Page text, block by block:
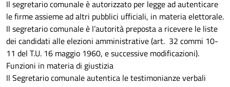
Il segretario comunale è autorizzato per legge ad autenticare
le firme assieme ad altri pubblici ufficiali, in materia elettorale.
Il segretario comunale è l’autorità preposta a ricevere le liste
dei candidati alle elezioni amministrative (art. 32 commi 10-
11 del T.U. 16 maggio 1960, e successive modificazioni).
Funzioni in materia di giustizia
Il Segretario comunale autentica le testimonianze verbali